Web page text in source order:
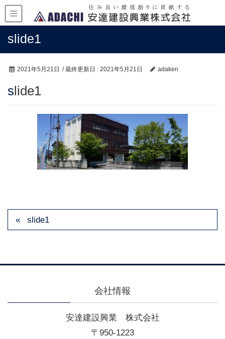
slide1
2021年5月21日 / 最終更新日 : 2021年5月21日 adaken
slide1
slide1
会社情報
安達建設興業 株式会社
〒950-1223